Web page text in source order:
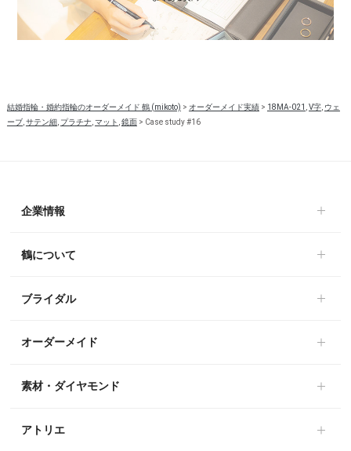
結婚指輪・婚約指輪のオーダーメイド 鶴 (mikoto) > オーダーメイド実績> 18MA-021 V字, ウェ
ーブ, サテン細, プラチナ マット 鏡面> Case study #16
企業情報
鶴について
ブライダル
オーダーメイド
素材・ダイヤモンド
アトリエ